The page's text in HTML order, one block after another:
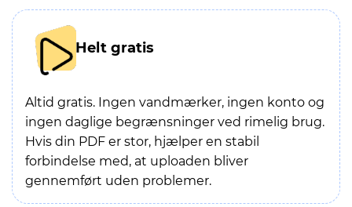
Helt gratis
Altid gratis. Ingen vandmærker, ingen konto og
ingen daglige begrænsninger ved rimelig brug.
Hvis din PDF er stor, hjælper en stabil
forbindelse med, at uploaden bliver
gennemført uden problemer.